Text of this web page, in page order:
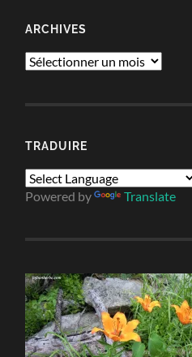
ARCHIVES
Archives
TRADUIRE
Powered by Translate